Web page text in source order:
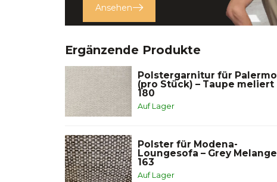
Ansehen
Ergänzende Produkte
Polstergarnitur für Palermo
(pro Stück) – Taupe meliert
180
Auf Lager
Polster für Modena-
Loungesofa – Grey Melange
163
Auf Lager